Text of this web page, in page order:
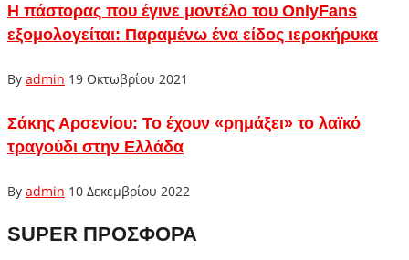
Η πάστορας που έγινε μοντέλο του OnlyFans
εξομολογείται: Παραμένω ένα είδος ιεροκήρυκα
By admin 19 Οκτωβρίου 2021
Σάκης Αρσενίου: Το έχουν «ρημάξει» το λαϊκό
τραγούδι στην Ελλάδα
By admin 10 Δεκεμβρίου 2022
SUPER ΠΡΟΣΦΟΡΑ